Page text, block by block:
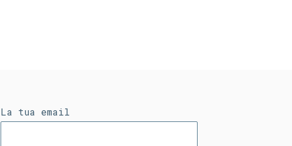
La tua email